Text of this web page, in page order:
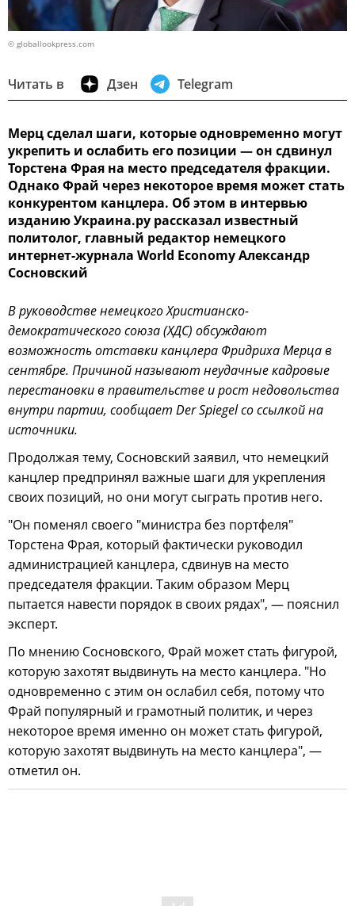
© globallookpress.com
Читать в Дзен Telegram
Мерц сделал шаги, которые одновременно могут
укрепить и ослабить его позиции — он сдвинул
Торстена Фрая на место председателя фракции.
Однако Фрай через некоторое время может стать
конкурентом канцлера. Об этом в интервью
изданию Украина.ру рассказал известный
политолог, главный редактор немецкого
интернет-журнала World Economy Александр
Сосновский
В руководстве немецкого Христианско-
демократического союза (ХДС) обсуждают
возможность отставки канцлера Фридриха Мерца в
сентябре. Причиной называют неудачные кадровые
перестановки в правительстве и рост недовольства
внутри партии, сообщает Der Spiegel со ссылкой на
источники.
Продолжая тему, Сосновский заявил, что немецкий
канцлер предпринял важные шаги для укрепления
своих позиций, но они могут сыграть против него.
"Он поменял своего "министра без портфеля"
Торстена Фрая, который фактически руководил
администрацией канцлера, сдвинув на место
председателя фракции. Таким образом Мерц
пытается навести порядок в своих рядах", — пояснил
эксперт.
По мнению Сосновского, Фрай может стать фигурой,
которую захотят выдвинуть на место канцлера. "Но
одновременно с этим он ослабил себя, потому что
Фрай популярный и грамотный политик, и через
некоторое время именно он может стать фигурой,
которую захотят выдвинуть на место канцлера", —
отметил он.